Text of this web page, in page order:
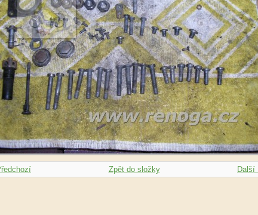
Zpět do složky